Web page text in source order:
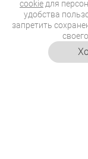
cookie для
удобства
запретить
настроения и
приходите на
Артисты:
Юлия